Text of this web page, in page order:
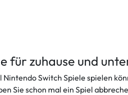
für zuhause und
Switch Spiele spielen
Sie schon mal ein Spiel